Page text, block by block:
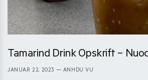
Tamarind Drink Opskrift –
JANUAR 22, 2023 — ANHDU VU